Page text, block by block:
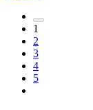
1
2
3
4
5